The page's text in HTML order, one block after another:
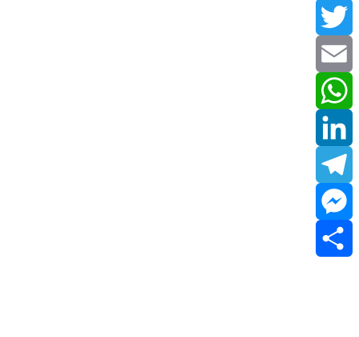
Facebook
Twitter
Email
WhatsApp
LinkedIn
Telegram
Messenger